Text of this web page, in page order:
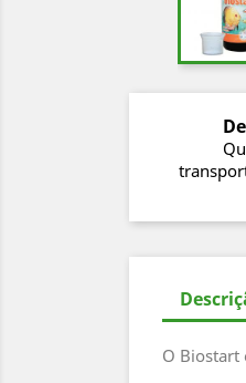
O Biostart